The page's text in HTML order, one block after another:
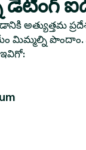
డేటింగ్
అత్యుత్తమ
మిమ్మల్ని